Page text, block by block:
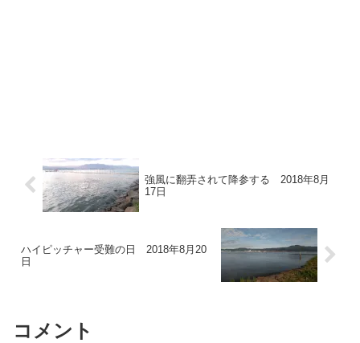
強風に翻弄されて降参する 2018年8月
17日
ハイピッチャー受難の日 2018年8月20
日
コメント